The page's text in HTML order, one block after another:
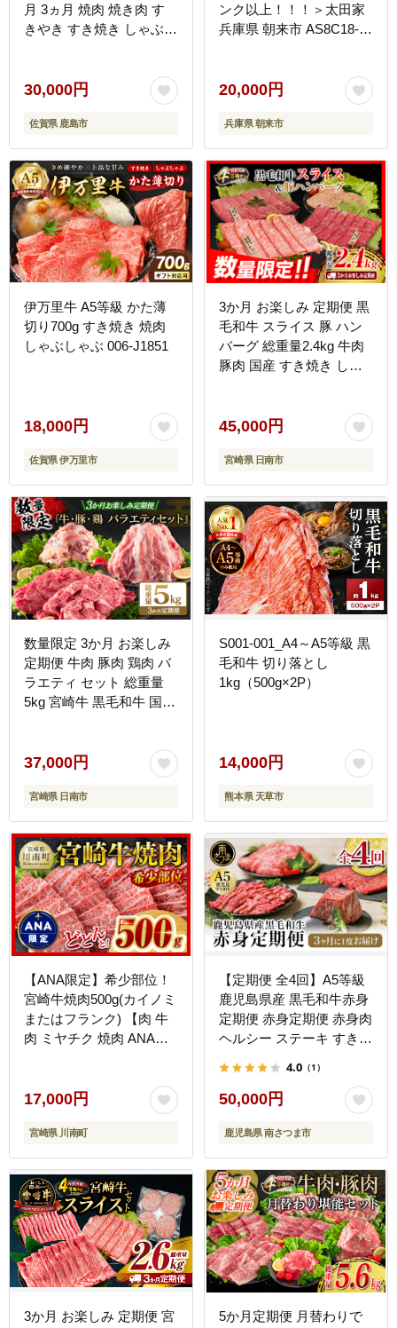
月 3ヵ月 焼肉 焼き肉 す
きやき すき焼き しゃぶし
30,000円
佐賀県 鹿島市
ンク以上！！！＞太田家
兵庫県 朝来市 AS8C18-
20,000円
兵庫県 朝来市
伊万里牛 A5等級 かた薄
切り700g すき焼き 焼肉
しゃぶしゃぶ 006-J1851
18,000円
佐賀県 伊万里市
3か月 お楽しみ 定期便 黒
毛和牛 スライス 豚 ハン
バーグ 総重量2.4kg 牛肉
豚肉 国産 すき焼き しゃ
グルメ 贅沢 ご褒美 お祝
人気 おすすめ 詰め合わせ
お取り寄せ ミヤチク 宮崎
県 日南市 送料無料
_GE15-25
45,000円
宮崎県 日南市
数量限定 3か月 お楽しみ
定期便 牛肉 豚肉 鶏肉 バ
ラエティ セット 総重量
5kg 宮崎牛 黒毛和牛 国産
し 切身 焼肉 からあげ お
取り寄せ グルメ 小分け
真空パック おすそ分け 宮
崎県 日南市 送料無料
_FG13-26
37,000円
宮崎県 日南市
S001-001_A4～A5等級 黒
毛和牛 切り落とし
1kg（500g×2P）
14,000円
熊本県 天草市
【ANA限定】希少部位！
宮崎牛焼肉500g(カイノミ
またはフランク) 【肉 牛
肉 ミヤチク 焼肉 ANAオ
17,000円
宮崎県 川南町
【定期便 全4回】A5等級
鹿児島県産 黒毛和牛赤身
定期便 赤身定期便 赤身肉
ヘルシー ステーキ すき焼
ーストビーフ ブロック お
肉 国産 牛肉 カミチク 南
4.0 （1）
50,000円
鹿児島県 南さつま市
3か月 お楽しみ 定期便 宮
5か月定期便 月替わりで